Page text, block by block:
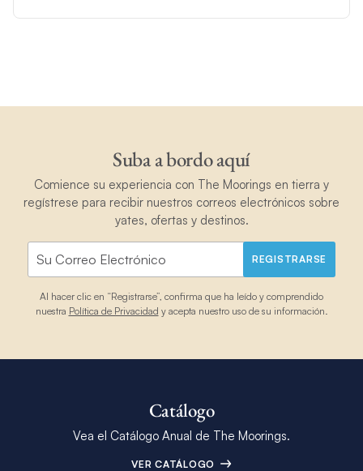
Suba a bordo aquí
Comience su experiencia con The Moorings en tierra y
regístrese para recibir nuestros correos electrónicos sobre
yates, ofertas y destinos.
REGISTRARSE
Al hacer clic en “Registrarse”, confirma que ha leído y comprendido
nuestra Política de Privacidad y acepta nuestro uso de su información.
Catálogo
Vea el Catálogo Anual de The Moorings.
VER CATÁLOGO